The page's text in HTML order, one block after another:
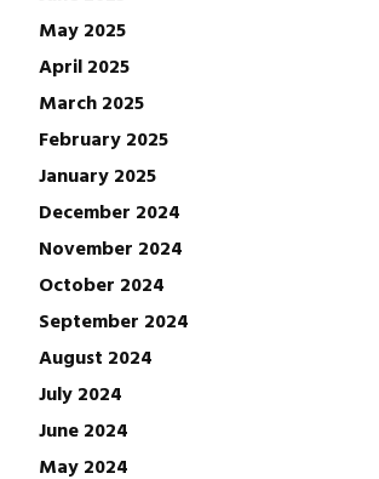
May 2025
April 2025
March 2025
February 2025
January 2025
December 2024
November 2024
October 2024
September 2024
August 2024
July 2024
June 2024
May 2024